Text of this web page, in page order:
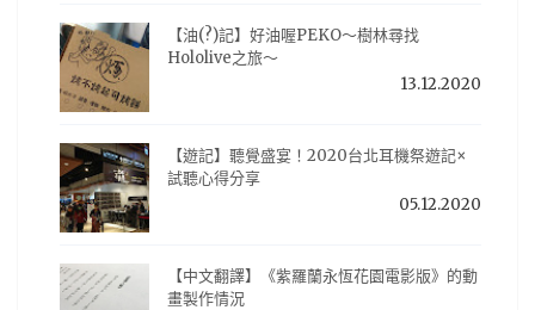
【油(?)記】好油喔PEKO～樹林尋找
Hololive之旅～
13.12.2020
【遊記】聽覺盛宴！2020台北耳機祭遊記×
試聽心得分享
05.12.2020
【中文翻譯】《紫羅蘭永恆花園電影版》的動
畫製作情況